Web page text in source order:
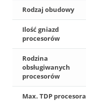
Rodzaj obudowy
Ilość gniazd
procesorów
Rodzina
obsługiwanych
procesorów
Max. TDP procesora